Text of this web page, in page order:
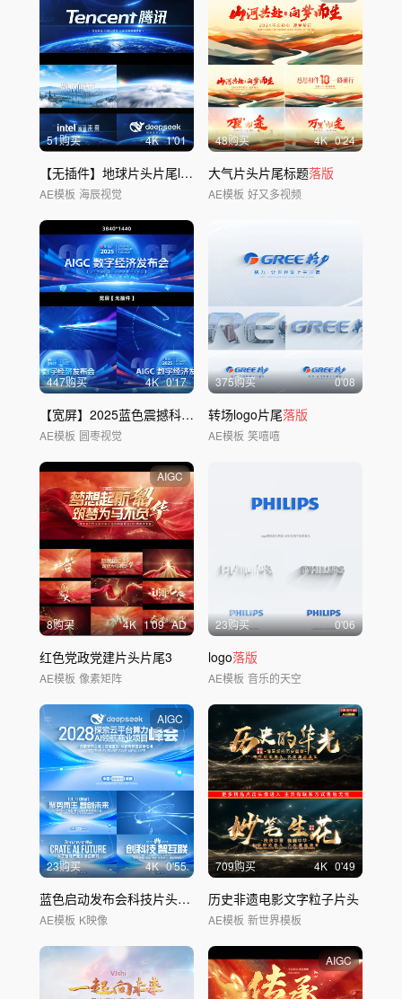
51购买 4K 1'01
【无插件】地球片头片尾logo 落版文字
AE模板 海辰视觉
48购买 4K 0'24
大气片头片尾标题落版
AE模板 好又多视频
447购买 4K 0'17
【宽屏】2025蓝色震撼科技片头发布会
AE模板 圆枣视觉
375购买 0'08
转场logo片尾落版
AE模板 笑嘻嘻
AIGC
8购买 4K 1'09 AD
红色党政党建片头片尾3
AE模板 像素矩阵
23购买 0'06
logo落版
AE模板 音乐的天空
AIGC
23购买 4K 0'55
蓝色启动发布会科技片头标题 落版文字
AE模板 K映像
709购买 4K 0'49
历史非遗电影文字粒子片头
AE模板 新世界模板
AIGC